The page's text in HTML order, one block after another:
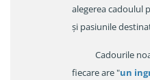
alegerea cadoulul
și pasiunile
Cadourile
fiecare are "un